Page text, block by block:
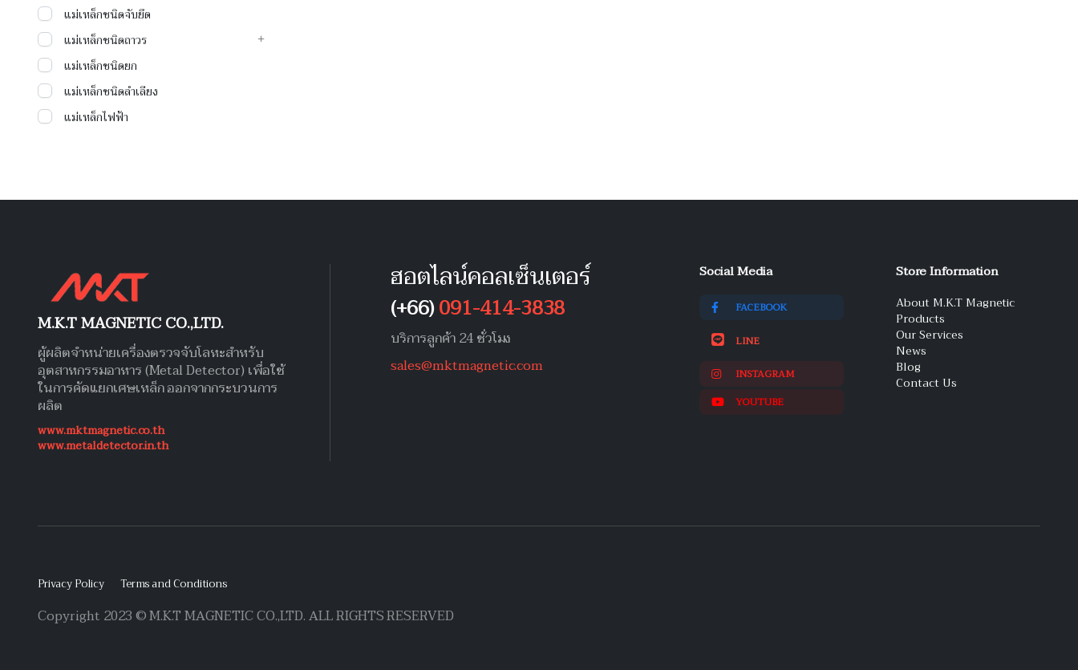
แม่เหล็กชนิดจับยึด
แม่เหล็กชนิดถาวร
แม่เหล็กชนิดยก
แม่เหล็กชนิดลำเลียง
แม่เหล็กไฟฟ้า
M.K.T MAGNETIC CO.,LTD.
ผู้ผลิตจำหน่ายเครื่องตรวจจับโลหะสำหรับ
อุตสาหกรรมอาหาร (Metal Detector) เพื่อใช้
ในการคัดแยกเศษเหล็ก ออกจากกระบวนการ
ผลิต
www.mktmagnetic.co.th
www.metaldetector.in.th
ฮอตไลน์คอลเซ็นเตอร์
(+66)091-414-3838
บริการลูกค้า 24 ชั่วโมง
sales@mktmagnetic.com
Social Media
FACEBOOK
LINE
INSTAGRAM
YOUTUBE
Store Information
About M.K.T Magnetic
Products
Our Services
News
Blog
Contact Us
Privacy Policy Terms and Conditions
Copyright 2023 © M.K.T MAGNETIC CO.,LTD. ALL RIGHTS RESERVED